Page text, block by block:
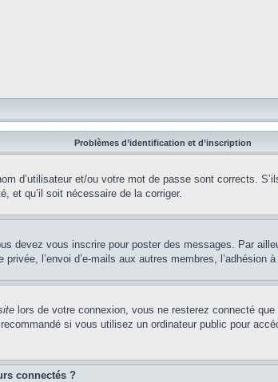
Problèmes d’identification et d’inscription
d’utilisateur et/ou votre mot de passe sont corrects.
et qu’il soit nécessaire de la corriger.
devez vous inscrire pour poster des messages. Par
l’envoi d’e-mails aux autres membres, l’adhésion
lors de votre connexion, vous ne resterez connecté
si vous utilisez un ordinateur public pour
connectés ?